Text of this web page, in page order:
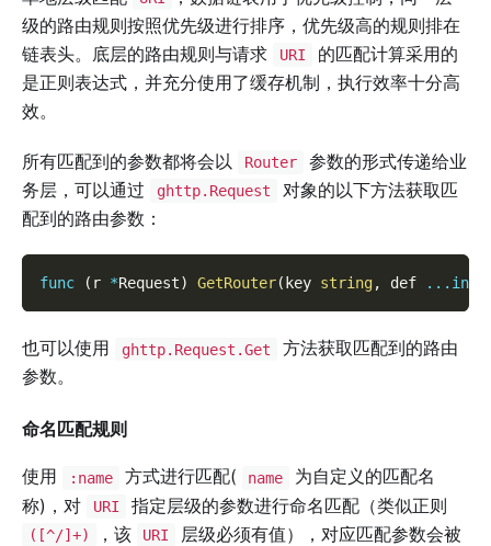
级的路由规则按照优先级进行排序，优先级高的规则排在
链表头。底层的路由规则与请求
URI
的匹配计算采用的
是正则表达式，并充分使用了缓存机制，执行效率十分高
效。
所有匹配到的参数都将会以 Router
参数的形式传递给业
务层，可以通过
ghttp.Request
对象的以下方法获取匹
配到的路由参数：
func ( r *Request) GetRouter( key string, def ...
也可以使用 ghttp.Request.Get
方法获取匹配到的路由
参数。
命名匹配规则
使用 :name 方式进行匹配( name
为自定义的匹配名
称)，对
URI 指定层级的参数进行命名匹配（类似正则
([^/]+) ，该 URI
层级必须有值），对应匹配参数会被